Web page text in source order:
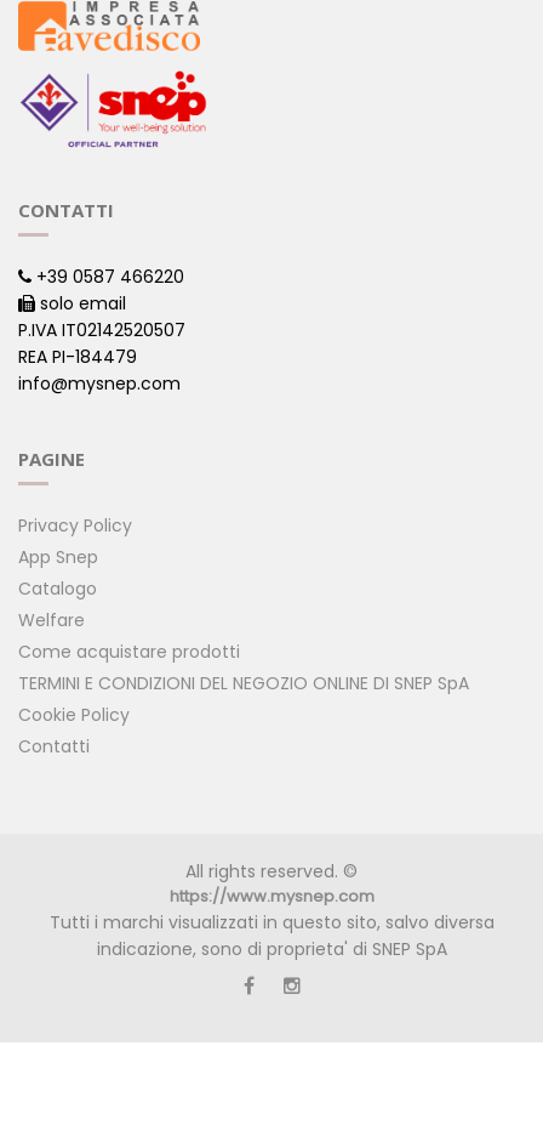
CONTATTI
+39 0587 466220
solo email
P.IVA IT02142520507
REA PI-184479
info@mysnep.com
PAGINE
Privacy Policy
App Snep
Catalogo
Welfare
Come acquistare prodotti
TERMINI E CONDIZIONI DEL NEGOZIO ONLINE DI SNEP SpA
Cookie Policy
Contatti
All rights reserved. ©
https://www.mysnep.com
Tutti i marchi visualizzati in questo sito, salvo diversa
indicazione, sono di proprieta' di SNEP SpA